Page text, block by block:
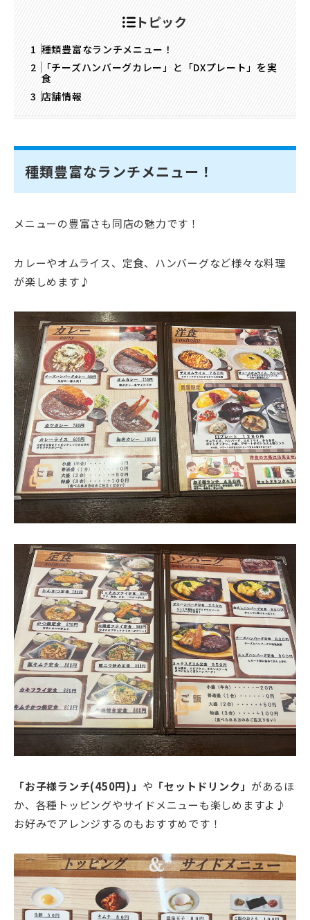
トピック
種類豊富なランチメニュー！
「チーズハンバーグカレー」と「DXプレート」を実
食
店舗情報
種類豊富なランチメニュー！
メニューの豊富さも同店の魅力です！
カレーやオムライス、定食、ハンバーグなど様々な料理
が楽しめます♪
「お子様ランチ(450円)」 や 「セットドリンク」 があるほ
か、各種トッピングやサイドメニューも楽しめますよ♪
お好みでアレンジするのもおすすめです！